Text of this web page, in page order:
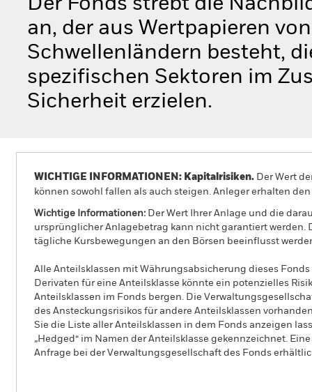
Der Fonds strebt die
an, der aus Wertpapieren
Schwellenländern besteht,
spezifischen Sektoren im
Sicherheit erzielen.
WICHTIGE INFORMATIONEN: Kapitalrisiken. Der Wert
können sowohl fallen als auch steigen. Anleger erhalten
Wichtige Informationen: Der Wert Ihrer Anlage und die
ursprünglicher Anlagebetrag kann nicht garantiert werden.
tägliche Kursbewegungen an den Börsen beeinflusst
Alle Anteilsklassen mit Währungsabsicherung dieses
Derivaten für eine Anteilsklasse könnte ein potenzielles
Anteilsklassen im Fonds bergen. Die
des Ansteckungsrisikos für andere Anteilsklassen
Sie die Liste aller Anteilsklassen in dem Fonds anzeigen
„Hedged“ im Namen der Anteilsklasse gekennzeichnet.
Anfrage bei der Verwaltungsgesellschaft des Fonds